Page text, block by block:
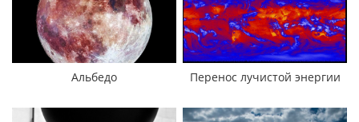
Альбедо Перенос лучистой энергии